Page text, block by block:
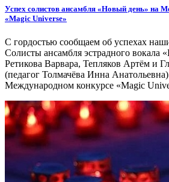
Успех солистов ансамбля «Новый день» на
«Magic Universe»
С гордостью сообщаем об успехах
Солисты ансамбля эстрадного
Ретикова Варвара, Тепляков Артём и
(педагог Толмачёва Инна
Международном конкурсе «Magic